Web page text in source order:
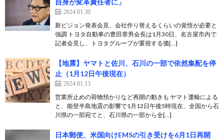
自身が変革責任者に」
2024.01.30
新ビジョン発表会見、会社作り替えるくらいの覚悟が必要と
強調 トヨタ自動車の豊田章男会長は1月30日、名古屋市内で
記者会見し、トヨタグループが重視する価[…]
【地震】ヤマトと佐川、石川の一部で依然集配を停
止（1月12日午後現在）
2024.01.13
営業所止めの荷物預かりなど再開の動きも ヤマト運輸による
と、能登半島地震の影響で1月12日午後5時現在、全国から石
川県の一部宛てと、石川県の一部から全[…]
日本郵便、米国向けEMSの引き受けを6月1日再開